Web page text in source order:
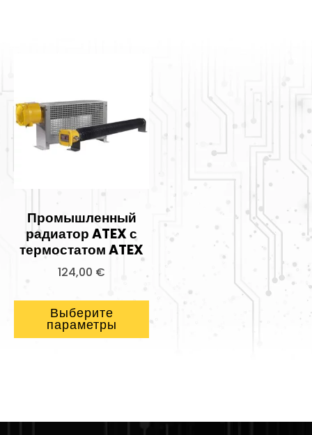
Промышленный
радиатор ATEX с
термостатом ATEX
124,00 €
Выберите
параметры